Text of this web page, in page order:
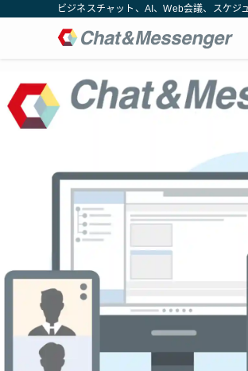
ビジネスチャット、AI、Web会議、スケ